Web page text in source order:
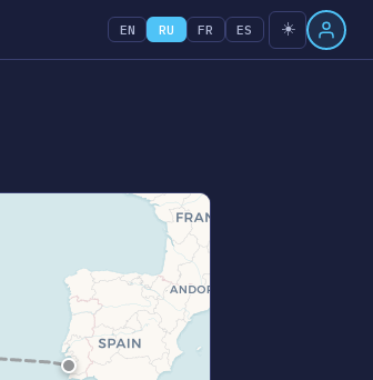
EN RU FR ES ☀️